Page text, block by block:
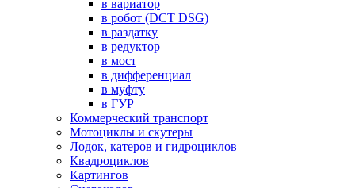
в вариатор
в робот (DCT DSG)
в раздатку
в редуктор
в мост
в дифференциал
в муфту
в ГУР
Коммерческий транспорт
Мотоциклы и скутеры
Лодок, катеров и гидроциклов
Квадроциклов
Картингов